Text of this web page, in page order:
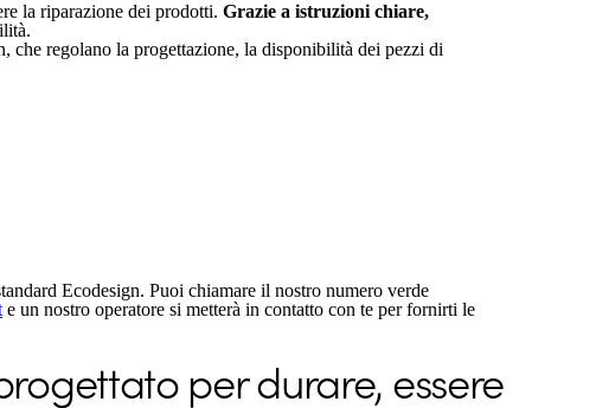
la riparazione dei prodotti. Grazie a istruzioni chiare,
che regolano la progettazione, la disponibilità dei pezzi di
Ecodesign. Puoi chiamare il nostro numero verde
e un nostro operatore si metterà in contatto con te per fornirti le
per durare, essere